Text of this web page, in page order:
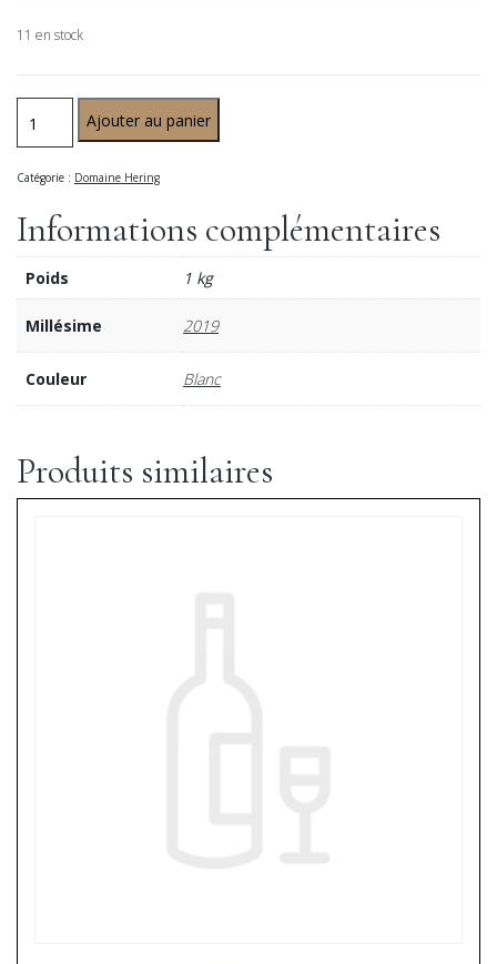
11 en stock
Ajouter au panier
Catégorie : Domaine Hering
Informations complémentaires
Poids 1 kg
Millésime 2019
Couleur Blanc
Produits similaires